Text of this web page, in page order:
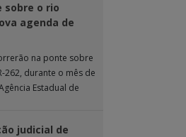
sobre o rio
agenda de
na ponte sobre
262, durante o mês de
Estadual de
judicial de